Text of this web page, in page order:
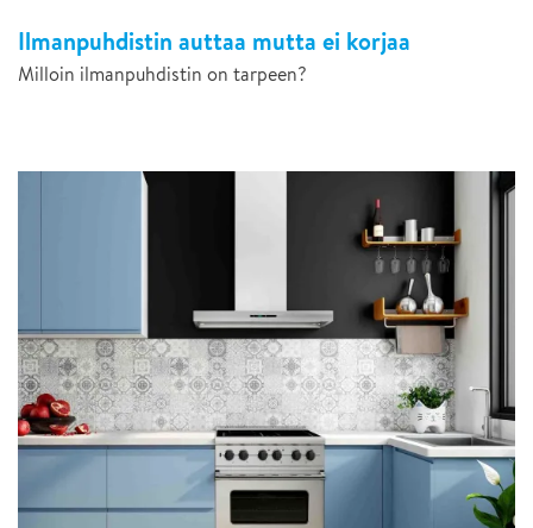
Ilmanpuhdistin auttaa mutta ei korjaa
Milloin ilmanpuhdistin on tarpeen?